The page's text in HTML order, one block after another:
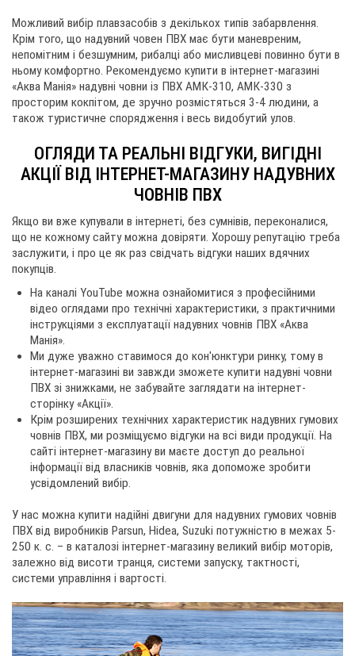
Можливий вибір плавзасобів з декількох типів забарвлення.
Крім того, що надувний човен ПВХ має бути маневреним,
непомітним і безшумним, рибалці або мисливцеві повинно бути в
ньому комфортно. Рекомендуємо купити в інтернет-магазині
«Аква Манія» надувні човни із ПВХ АМК-310, АМК-330 з
просторим кокпітом, де зручно розмістяться 3-4 людини, а
також туристичне спорядження і весь видобутий улов.
ОГЛЯДИ ТА РЕАЛЬНІ ВІДГУКИ, ВИГІДНІ
АКЦІЇ ВІД ІНТЕРНЕТ-МАГАЗИНУ НАДУВНИХ
ЧОВНІВ ПВХ
Якщо ви вже купували в інтернеті, без сумнівів, переконалися,
що не кожному сайту можна довіряти. Хорошу репутацію треба
заслужити, і про це як раз свідчать відгуки наших вдячних
покупців.
На каналі YouTube можна ознайомитися з професійними
відео оглядами про технічні характеристики, з практичними
інструкціями з експлуатації надувних човнів ПВХ «Аква
Манія».
Ми дуже уважно ставимося до кон'юнктури ринку, тому в
інтернет-магазині ви завжди зможете купити надувні човни
ПВХ зі знижками, не забувайте заглядати на інтернет-
сторінку «Акції».
Крім розширених технічних характеристик надувних гумових
човнів ПВХ, ми розміщуємо відгуки на всі види продукції. На
сайті інтернет-магазину ви маєте доступ до реальної
інформації від власників човнів, яка допоможе зробити
усвідомлений вибір.
У нас можна купити надійні двигуни для надувних гумових човнів
ПВХ від виробників Parsun, Hidea, Suzuki потужністю в межах 5-
250 к. с. – в каталозі інтернет-магазину великий вибір моторів,
залежно від висоти транця, системи запуску, тактності,
системи управління і вартості.